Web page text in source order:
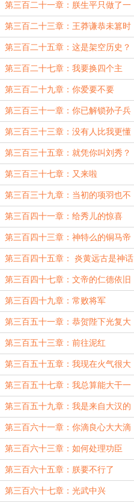
第三百二十一章：朕生平只做了一
件坏事
第三百二十三章：王莽谦恭未篡时
第三百二十五章：这是架空历史？
第三百二十七章：我要换四个主
公！
第三百二十九章：你爱要不要
第三百三十一章：你已解锁孙子兵
法
第三百三十三章：没有人比我更懂
兵法
第三百三十五章：就凭你叫刘秀？
第三百三十七章：又来啦
第三百三十九章：当初的项羽也不
过如此
第三百四十一章：给秀儿的惊喜
第三百四十三章：神特么的铜马帝
第三百四十五章： 炎黄远古是神话
时代？
第三百四十七章：文帝的仁德依旧
在
第三百四十九章：常败将军
第三百五十一章：恭贺陛下光复大
汉！
第三百五十三章：前往泥红
第三百五十五章：我现在火气很大
第三百五十七章：我总算能大干一
场了
第三百五十九章：我是来自大汉的
独狼
第三百六十一章：你滴良心大大滴
坏
第三百六十三章：如何处理功臣
第三百六十五章：朕要不行了
第三百六十七章：光武中兴